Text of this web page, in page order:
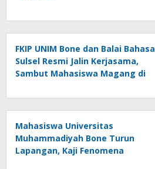
FKIP UNIM Bone dan Balai Bahasa
Sulsel Resmi Jalin Kerjasama,
Sambut Mahasiswa Magang di
Mahasiswa Universitas
Muhammadiyah Bone Turun
Lapangan, Kaji Fenomena